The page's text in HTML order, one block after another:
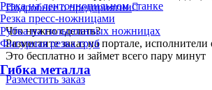
Резка на ленточнопильном станке
Резка пресс-ножницами
Рубка на гильотинных ножницах
Фигурная резка труб
Гибка металла
Подробнее о предприятии
Что нужно сделать?
Разместите заказ на портале,
Это бесплатно и займет всего пару минут
Разместить заказ